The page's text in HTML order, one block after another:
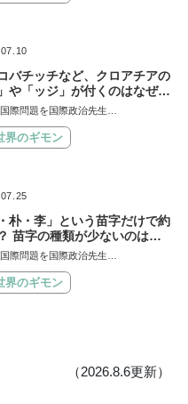
バチッチなど、クロアチアの
や「ッジ」が付くのはなぜ？
際問題】
際問題を国際政治先生…
界のギモン
朴・李」という苗字だけで約
苗字の種類が少ないのはな
る国際問題】
際問題を国際政治先生…
界のギモン
（2026.8.6更新）